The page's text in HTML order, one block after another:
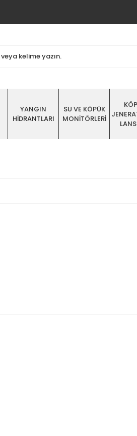
YANGIN
HİDRANTLARI
SU VE KÖPÜK
MONİTÖRLERİ